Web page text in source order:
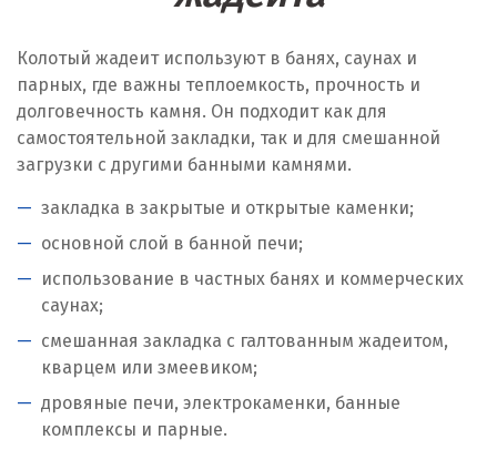
Колотый жадеит используют в банях, саунах и
парных, где важны теплоемкость, прочность и
долговечность камня. Он подходит как для
самостоятельной закладки, так и для смешанной
загрузки с другими банными камнями.
закладка в закрытые и открытые каменки;
основной слой в банной печи;
использование в частных банях и коммерческих
саунах;
смешанная закладка с галтованным жадеитом,
кварцем или змеевиком;
дровяные печи, электрокаменки, банные
комплексы и парные.